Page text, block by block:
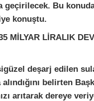
geçirilecek. Bu
konuştu.
MİLYAR LİRALIK
deşarj edilen
belirten
arıtarak dereye